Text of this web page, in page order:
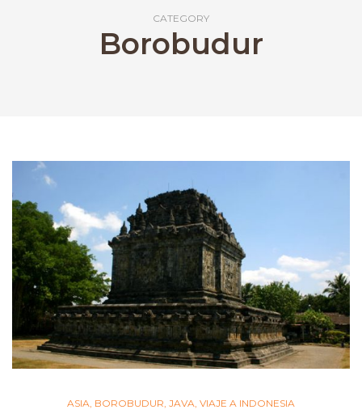
CATEGORY
Borobudur
ASIA BOROBUDUR JAVA VIAJE A INDONESIA